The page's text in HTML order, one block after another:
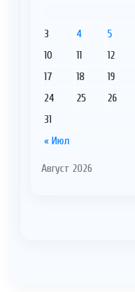
Август 2026
« Июл
3
4 5
10
11 12
17
18 19
24
25 26
31